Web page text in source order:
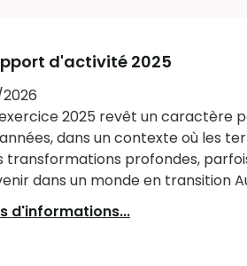
d'activité 2025
2025 revêt un
dans un contexte où les
transformations profondes,
dans un monde en transition
d'informations...